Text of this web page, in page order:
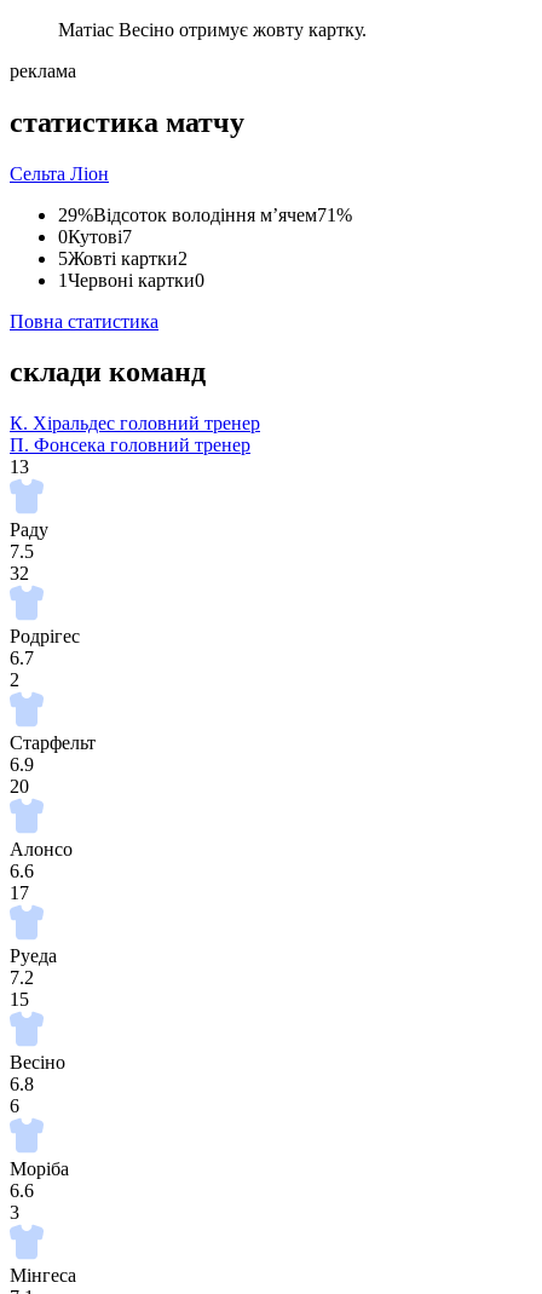
Матіас Весіно отримує жовту картку.
реклама
статистика матчу
Сельта Ліон
29%Відсоток володіння м’ячем71%
0Кутові7
5Жовті картки2
1Червоні картки0
Повна статистика
склади команд
К. Хіральдес головний тренер
П. Фонсека головний тренер
13
Раду
7.5
32
Родрігес
6.7
2
Старфельт
6.9
20
Алонсо
6.6
17
Руеда
7.2
15
Весіно
6.8
6
Моріба
6.6
3
Мінгеса